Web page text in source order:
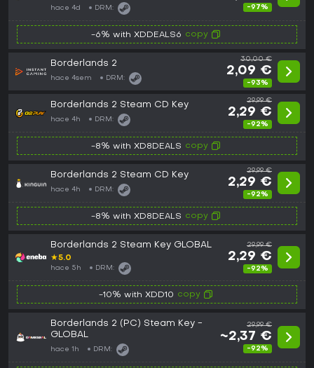
hace 4d DRM: -97%
-6% with XDDEALS6 copy
Borderlands 2
hace 4sem DRM:
30,00 €
2,09 €
-93%
Borderlands 2 Steam CD Key
hace 4h DRM:
29,99 €
2,29 €
-92%
-8% with XD8DEALS copy
Borderlands 2 Steam CD Key
hace 4h DRM:
29,99 €
2,29 €
-92%
-8% with XD8DEALS copy
Borderlands 2 Steam Key GLOBAL
★5.0
hace 5h DRM:
29,99 €
2,29 €
-92%
-10% with XDD10 copy
Borderlands 2 (PC) Steam Key -
GLOBAL
hace 1h DRM:
29,99 €
~2,37 €
-92%